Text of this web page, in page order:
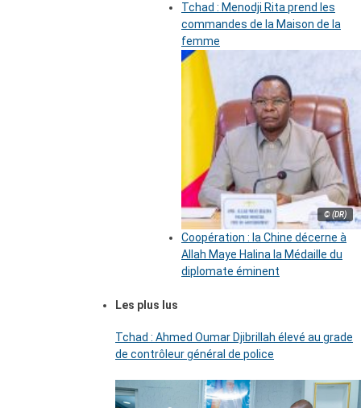
Tchad : Menodji Rita prend les
commandes de la Maison de la
femme
© (DR)
Coopération : la Chine décerne à
Allah Maye Halina la Médaille du
diplomate éminent
Les plus lus
Tchad : Ahmed Oumar Djibrillah élevé au grade
de contrôleur général de police